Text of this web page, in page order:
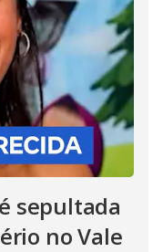
sepultada
no Vale